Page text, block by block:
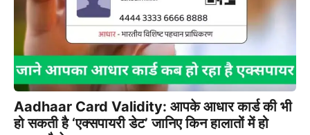
Aadhaar Card Validity: आपके आधार कार्ड की भी
हो सकती है ‘एक्सपायरी डेट’ जानिए किन हालातों में हो